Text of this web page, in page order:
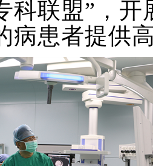
科联盟”，
病患者提供